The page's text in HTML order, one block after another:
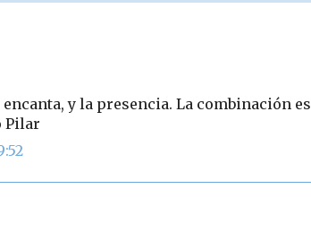
y la presencia. La combinación es
Pilar